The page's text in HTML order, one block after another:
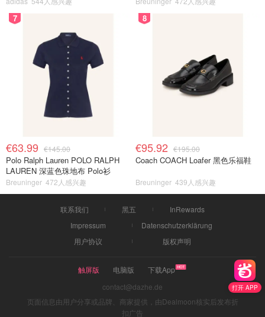
打开 APP
7
€63.99 €145.00
Polo Ralph Lauren POLO RALPH
LAUREN 深蓝色珠地布 Polo衫
Breuninger 472人感兴趣
8
€95.92 €195.00
Coach COACH Loafer 黑色乐福鞋
Breuninger 439人感兴趣
联系我们 黑五
InRewards
Impressum
Datenschutzerklärung
用户协议
版权声明
触屏版 电脑版
下载App
contact@dazhe.de
页面信息由用户分享或品牌、商家提供，由Dealmoon核实后发布折
扣广告